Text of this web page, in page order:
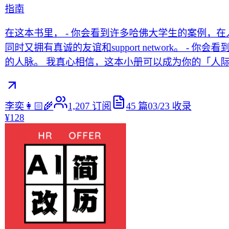
指南
在这本书里， - 你会看到许多哈佛大学生的案例，
同时又拥有真诚的友谊和support network。 - 你会
的人脉。 我真心相信，这本小册可以成为你的「人
李奕👩🏻‍🌾 1,207 订阅 45 篇03/23 收录
¥128